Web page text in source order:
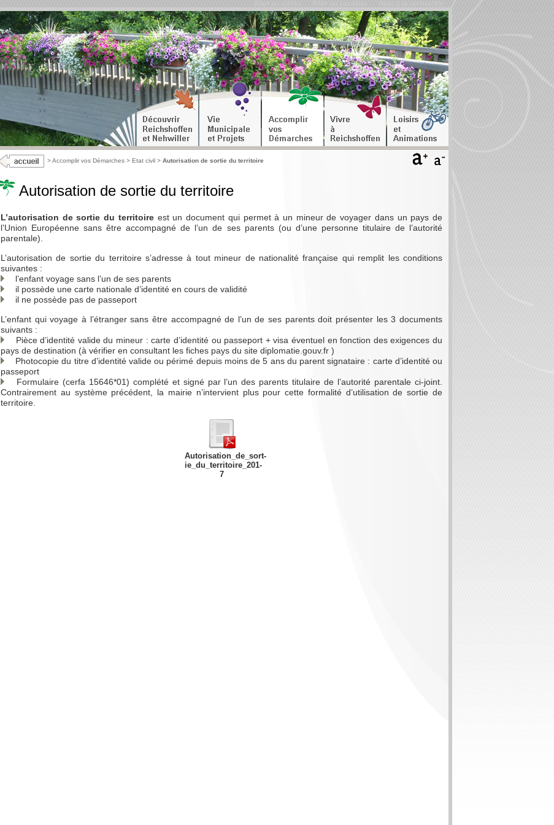
Aller au menu Aller au contenu Aller à la recherche
>Accomplir vos Démarches > Etat civil > Autorisation de sortie du territoire
Autorisation de sortie du territoire
L’autorisation de sortie du territoireest un document qui permet à un mineur de voyager dans un pays de
l’Union Européenne sans être accompagné de l’un de ses parents (ou d’une personne titulaire de l’autorité
parentale).
L’autorisation de sortie du territoire s’adresse à tout mineur de nationalité française qui remplit les conditions
suivantes :
l’enfant voyage sans l’un de ses parents
il possède une carte nationale d’identité en cours de validité
il ne possède pas de passeport
L’enfant qui voyage à l’étranger sans être accompagné de l’un de ses parents doit présenter les 3 documents
suivants :
Pièce d’identité valide du mineur : carte d’identité ou passeport + visa éventuel en fonction des exigences du
pays de destination (à vérifier en consultant les fiches pays du site diplomatie.gouv.fr )
Photocopie du titre d’identité valide ou périmé depuis moins de 5 ans du parent signataire : carte d’identité ou
passeport
Formulaire (cerfa 15646*01) complété et signé par l’un des parents titulaire de l’autorité parentale ci-joint.
Contrairement au système précédent, la mairie n’intervient plus pour cette formalité d’utilisation de sortie de
territoire.
Autorisation_de_sort­
ie_du_territoire_201­
7